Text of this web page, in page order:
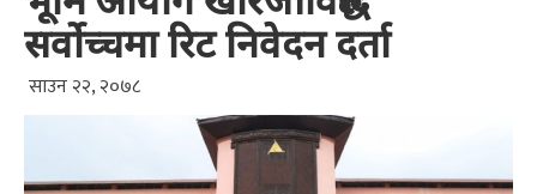
सर्वोच्चमा रिट निवेदन दर्ता
साउन २२, २०७८